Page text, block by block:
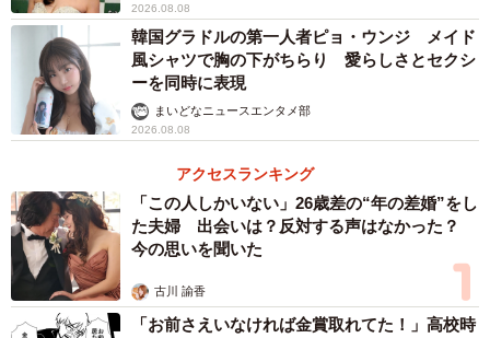
て選んだ俳優業はまだまだ志半ば。求められたら全力で応
えたい。田野は本作に参加することで俳優としての強い意
思をあらためて証明したかった。
「パブリックイメージや継続している仕事の関係もある中
で、この作品の出演をOKしてくれた事務所の方々、そして
私を主演に選んでくださった映画製作側の方々に感謝して
います」
2026.08.08
韓国グラドルの第一人者ピョ・ウンジ メイド
風シャツで胸の下がちらり 愛らしさとセクシ
ーを同時に表現
まいどなニュースエンタメ部
2026.08.08
アクセスランキング
「この人しかいない」26歳差の“年の差婚”をし
た夫婦 出会いは？反対する声はなかった？
今の思いを聞いた
古川 諭香
「お前さえいなければ金賞取れてた！」高校時